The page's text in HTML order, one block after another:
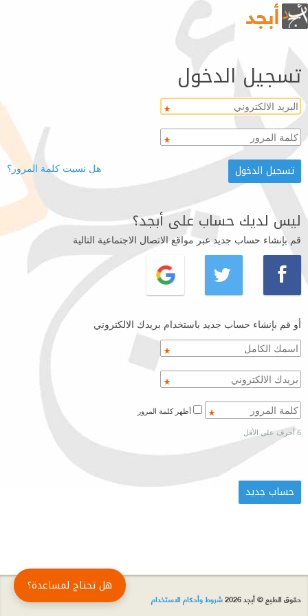
تسجيل الدخول
هل نسيت كلمة المرور؟
ليس لديك حساب على أبجد؟
قم بإنشاء حساب جديد عبر مواقع الاتصال الاجتماعية التالية
أو قم بإنشاء حساب جديد باستخدام بريدك الالكتروني
6 أحرف على الأقل
حقوق الطبع © أبجد 2026 شروط وأحكام الاستخدام
هل تحتاج لمساعدة؟